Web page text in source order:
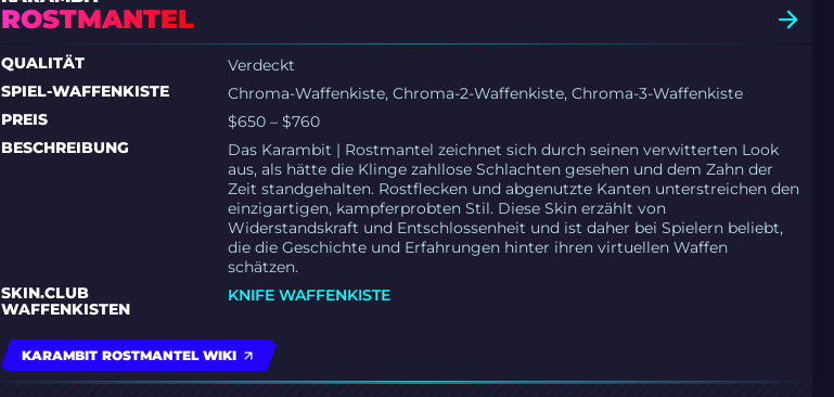
ROSTMANTEL
QUALITÄT
Verdeckt
SPIEL-WAFFENKISTE
Chroma-Waffenkiste, Chroma-2-Waffenkiste, Chroma-3-Waffenkiste
PREIS
$650 – $760
BESCHREIBUNG
Das Karambit | Rostmantel zeichnet sich durch seinen verwitterten Look
aus, als hätte die Klinge zahllose Schlachten gesehen und dem Zahn der
Zeit standgehalten. Rostflecken und abgenutzte Kanten unterstreichen den
einzigartigen, kampferprobten Stil. Diese Skin erzählt von
Widerstandskraft und Entschlossenheit und ist daher bei Spielern beliebt,
die die Geschichte und Erfahrungen hinter ihren virtuellen Waffen
schätzen.
SKIN.CLUB
WAFFENKISTEN
KNIFE WAFFENKISTE
KARAMBIT ROSTMANTEL WIKI